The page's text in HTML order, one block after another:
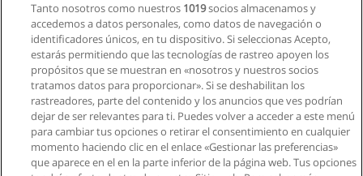
Tanto nosotros como nuestros 1019socios almacenamos y
accedemos a datos personales, como datos de navegación o
identificadores únicos, en tu dispositivo. Si seleccionas Acepto,
estarás permitiendo que las tecnologías de rastreo apoyen los
propósitos que se muestran en «nosotros y nuestros socios
tratamos datos para proporcionar». Si se deshabilitan los
rastreadores, parte del contenido y los anuncios que ves podrían
dejar de ser relevantes para ti. Puedes volver a acceder a este menú
para cambiar tus opciones o retirar el consentimiento en cualquier
momento haciendo clic en el enlace «Gestionar las preferencias»
que aparece en el en la parte inferior de la página web. Tus opciones